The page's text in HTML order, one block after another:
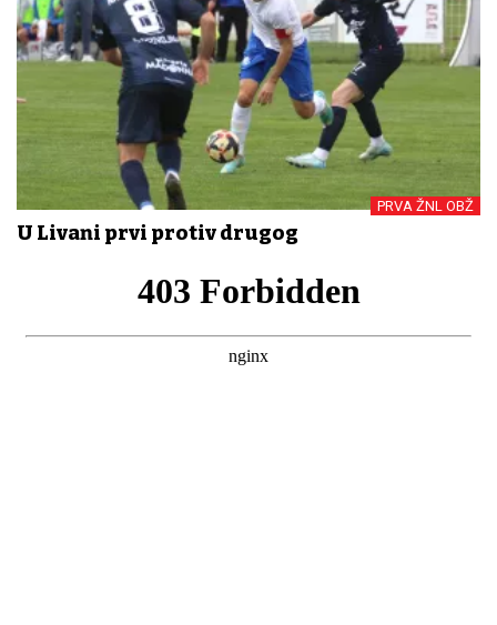
PRVA ŽNL OBŽ
U Livani prvi protiv drugog